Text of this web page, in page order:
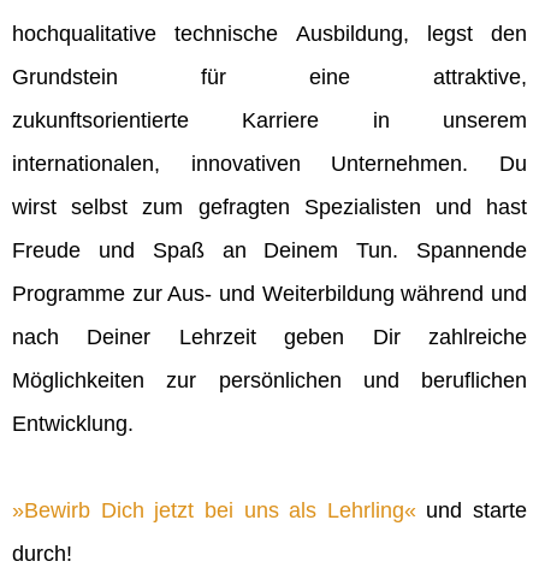
hochqualitative technische Ausbildung, legst den
Grundstein für eine attraktive,
zukunftsorientierte Karriere in unserem
internationalen, innovativen Unternehmen. Du
wirst selbst zum gefragten Spezialisten und hast
Freude und Spaß an Deinem Tun. Spannende
Programme zur Aus- und Weiterbildung während und
nach Deiner Lehrzeit geben Dir zahlreiche
Möglichkeiten zur persönlichen und beruflichen
Entwicklung.
Bewirb Dich jetzt bei uns als Lehrling und starte
durch!